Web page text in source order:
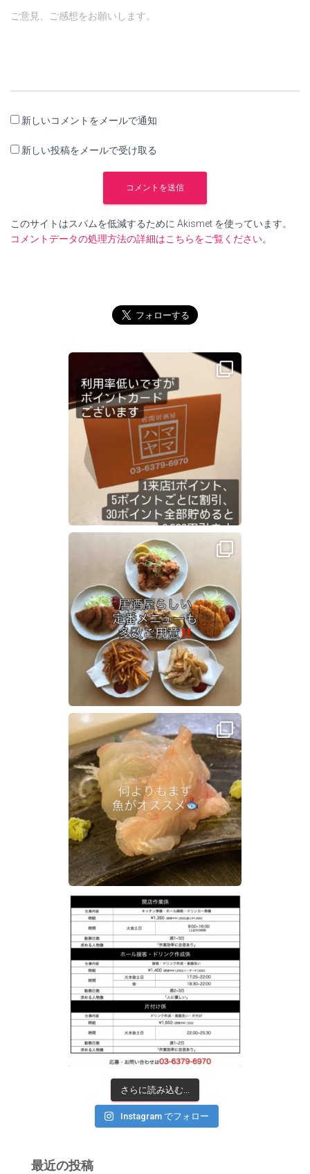
ご意見、ご感想をお願いします。
新しいコメントをメールで通知
新しい投稿をメールで受け取る
このサイトはスパムを低減するために Akismet を使っています。
コメントデータの処理方法の詳細はこちらをご覧ください。
さらに読み込む...
Instagram でフォロー
最近の投稿